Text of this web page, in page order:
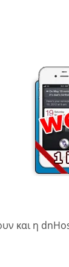
και η